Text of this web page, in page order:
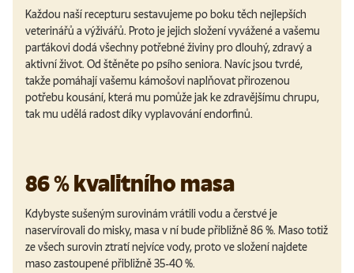
Každou naší recepturu sestavujeme po boku těch nejlepších
veterinářů a výživářů. Proto je jejich složení vyvážené a vašemu
parťákovi dodá všechny potřebné živiny pro dlouhý, zdravý a
aktivní život. Od štěněte po psího seniora. Navíc jsou tvrdé,
takže pomáhají vašemu kámošovi naplňovat přirozenou
potřebu kousání, která mu pomůže jak ke zdravějšímu chrupu,
tak mu udělá radost díky vyplavování endorfinů.
86 % kvalitního masa
Kdybyste sušeným surovinám vrátili vodu a čerstvé je
naservírovali do misky, masa v ní bude přibližně 86 %. Maso totiž
ze všech surovin ztratí nejvíce vody, proto ve složení najdete
maso zastoupené přibližně 35-40 %.